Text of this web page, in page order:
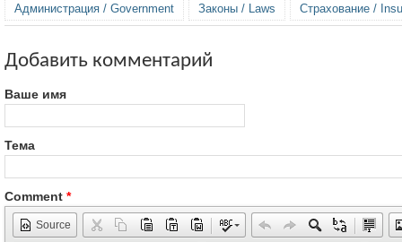
Администрация / Government Законы / Laws Страхование /
Добавить комментарий
Ваше имя
Тема
Comment *
Source